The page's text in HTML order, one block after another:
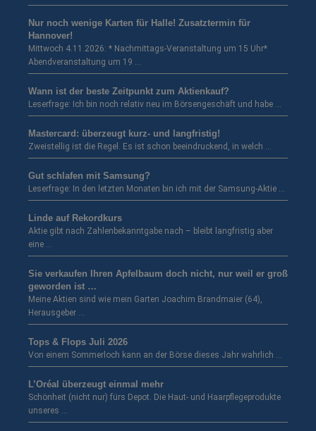
Nur noch wenige Karten für Halle! Zusatztermin für
Hannover!
Mittwoch 4.11.2026: * Nachmittags-Veranstaltung um 15 Uhr*
Abendveranstaltung um 19 …
Wann ist der beste Zeitpunkt zum Aktienkauf?
Leserfrage: Ich bin noch relativ neu im Börsengeschäft und habe …
Mastercard: überzeugt kurz- und langfristig!
Zweistellig ist die Regel. Es ist schon beeindruckend, in welch …
Gut schlafen mit Samsung?
Leserfrage: In den letzten Monaten bin ich mit der Samsung-Aktie …
Linde auf Rekordkurs
Aktie gibt nach Zahlenbekanntgabe nach – bleibt langfristig aber
eine …
Sie verkaufen Ihren Apfelbaum doch nicht, nur weil er groß
geworden ist …
Meine Aktien sind wie mein Garten Joachim Brandmaier (64),
Herausgeber …
Tops & Flops Juli 2026
Von einem Sommerloch kann an der Börse dieses Jahr wahrlich …
L’Oréal überzeugt einmal mehr
Schönheit (nicht nur) fürs Depot. Die Haut- und Haarpflegeprodukte
unseres …